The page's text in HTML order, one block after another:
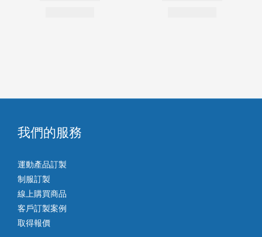
我們的服務
運動產品訂製
制服訂製
線上購買商品
客戶訂製案例
取得報價